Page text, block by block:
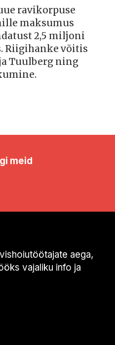
ravikorpuse
maksumus
2,5 miljoni
Riigihanke võitis
Tuulberg ning
meid
aega,
vajaliku info ja